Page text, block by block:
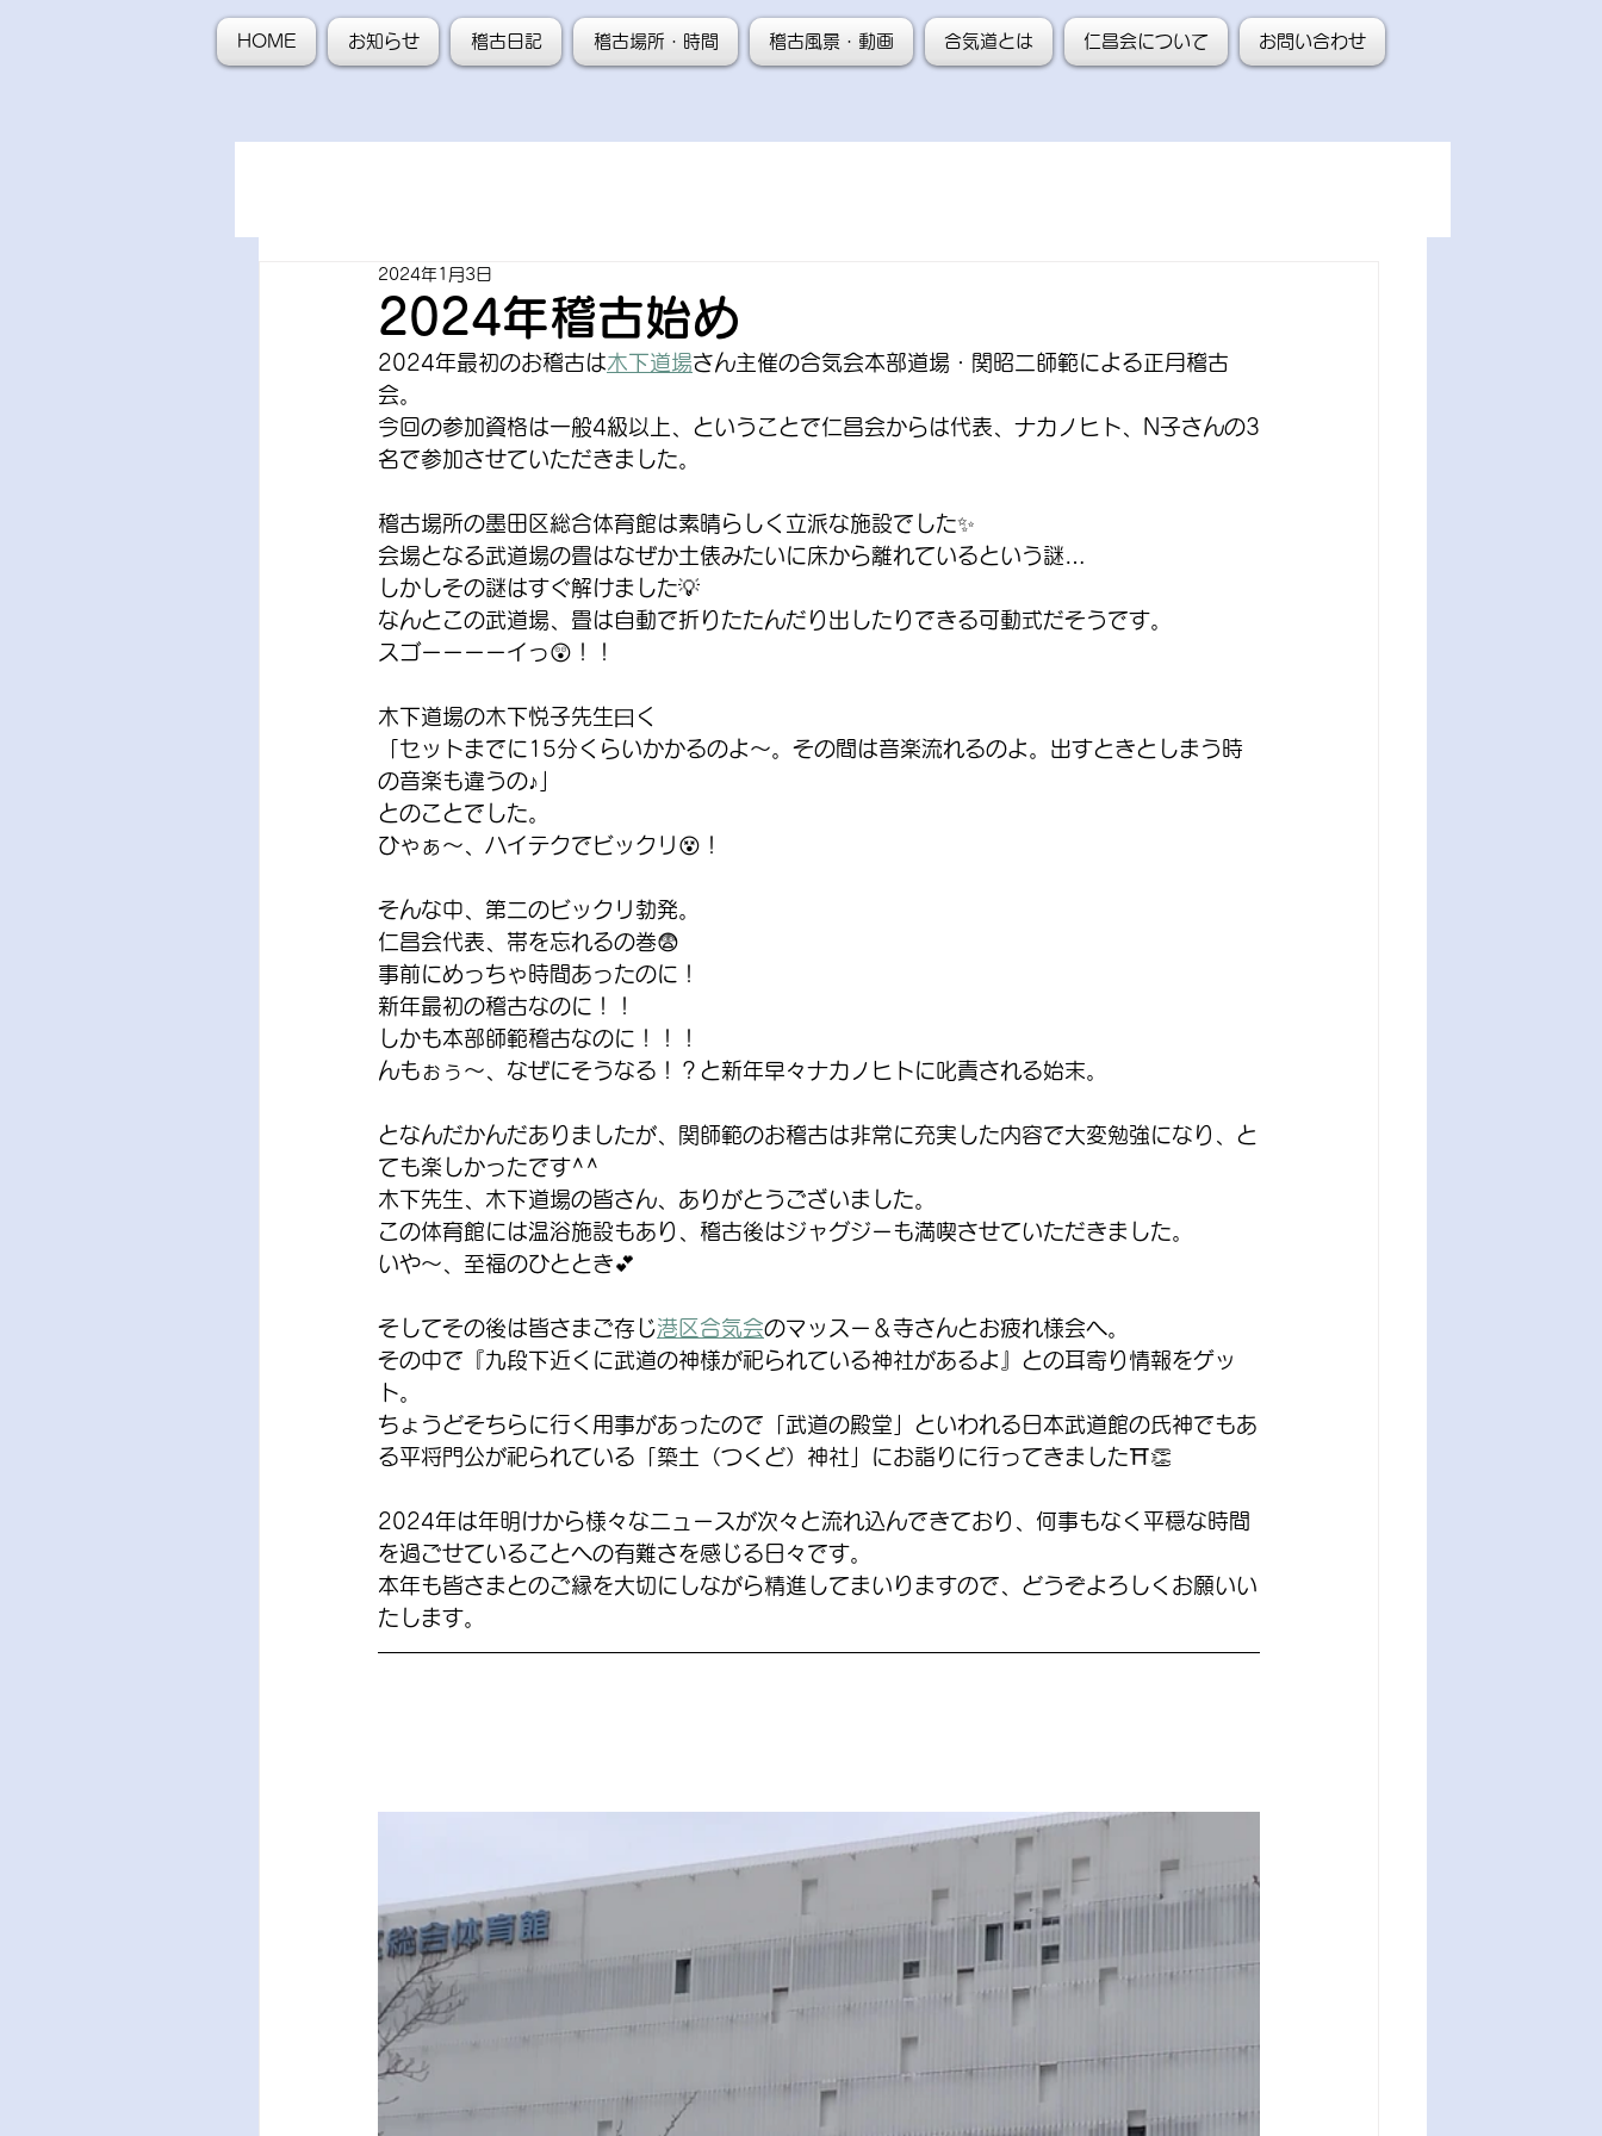
HOME お知らせ 稽古日記 稽古場所・時間 稽古風景・動画 合気道とは 仁昌会について お問い合わせ
2024年稽古始め
2024年1月3日
2024年最初のお稽古は木下道場さん主催の合気会本部道場・関昭二師範による正月稽古
会。
今回の参加資格は一般4級以上、ということで仁昌会からは代表、ナカノヒト、N子さんの3
名で参加させていただきました。
稽古場所の墨田区総合体育館は素晴らしく立派な施設でした✨
会場となる武道場の畳はなぜか土俵みたいに床から離れているという謎…
しかしその謎はすぐ解けました💡
なんとこの武道場、畳は自動で折りたたんだり出したりできる可動式だそうです。
スゴーーーーイっ😲！！
木下道場の木下悦子先生曰く
「セットまでに15分くらいかかるのよ～。その間は音楽流れるのよ。出すときとしまう時
の音楽も違うの♪」
とのことでした。
ひゃぁ～、ハイテクでビックリ😵！
そんな中、第二のビックリ勃発。
仁昌会代表、帯を忘れるの巻😨
事前にめっちゃ時間あったのに！
新年最初の稽古なのに！！
しかも本部師範稽古なのに！！！
んもぉぅ～、なぜにそうなる！？と新年早々ナカノヒトに叱責される始末。
となんだかんだありましたが、関師範のお稽古は非常に充実した内容で大変勉強になり、と
ても楽しかったです^^
木下先生、木下道場の皆さん、ありがとうございました。
この体育館には温浴施設もあり、稽古後はジャグジーも満喫させていただきました。
いや～、至福のひととき💕
そしてその後は皆さまご存じ港区合気会のマッスー＆寺さんとお疲れ様会へ。
その中で『九段下近くに武道の神様が祀られている神社があるよ』との耳寄り情報をゲッ
ト。
ちょうどそちらに行く用事があったので「武道の殿堂」といわれる日本武道館の氏神でもあ
る平将門公が祀られている「築土（つくど）神社」にお詣りに行ってきました⛩👏
2024年は年明けから様々なニュースが次々と流れ込んできており、何事もなく平穏な時間
を過ごせていることへの有難さを感じる日々です。
本年も皆さまとのご縁を大切にしながら精進してまいりますので、どうぞよろしくお願いい
たします。